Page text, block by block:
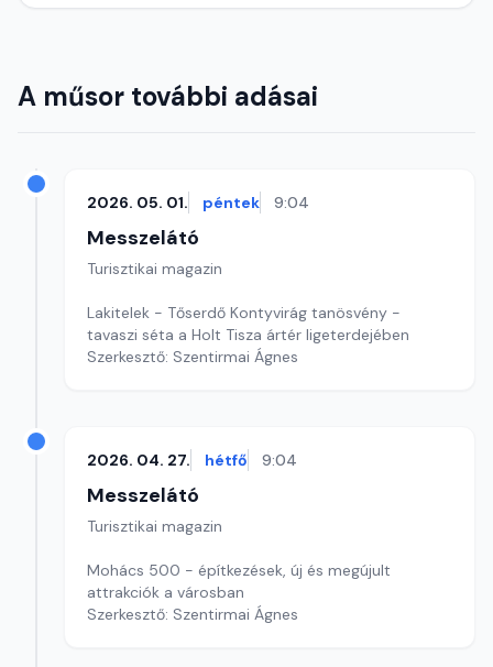
A műsor további adásai
2026. 05. 01. péntek 9:04
Messzelátó
Turisztikai magazin
Lakitelek - Tőserdő Kontyvirág tanösvény -
tavaszi séta a Holt Tisza ártér ligeterdejében
Szerkesztő: Szentirmai Ágnes
2026. 04. 27. hétfő 9:04
Messzelátó
Turisztikai magazin
Mohács 500 - építkezések, új és megújult
attrakciók a városban
Szerkesztő: Szentirmai Ágnes